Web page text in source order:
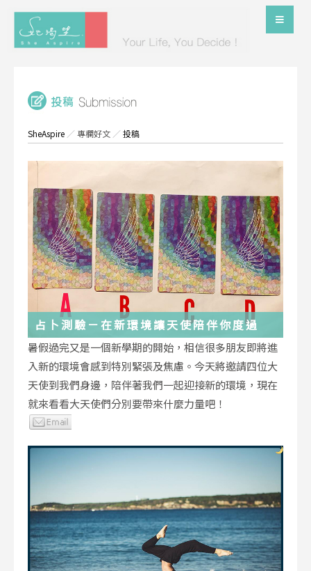
SheAspire ／專欄好文 ／投稿
占卜測驗－在新環境讓天使陪伴你度過
暑假過完又是一個新學期的開始，相信很多朋友即將進
入新的環境會感到特別緊張及焦慮。今天將邀請四位大
天使到我們身邊，陪伴著我們一起迎接新的環境，現在
就來看看大天使們分別要帶來什麼力量吧！